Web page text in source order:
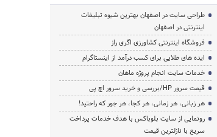
طراحی سایت در اصفهان بهترین شیوه تبلیغات
اینترنتی در اصفهان
فروشگاه اینترنتی کشاورزی اگری راز
ایده های طلایی برای کسب درآمد از اینستاگرام
خدمات سایت انجام پروژه ماهان
قیمت سرور HP/بررسی و خرید سرور اچ پی
هر زبانی، هر زمانی، هر کجا، هر جور که راحتید!
رونمایی از سایت بلوباکس با هدف خدمات پرداخت
سریع با نازلترین قیمت